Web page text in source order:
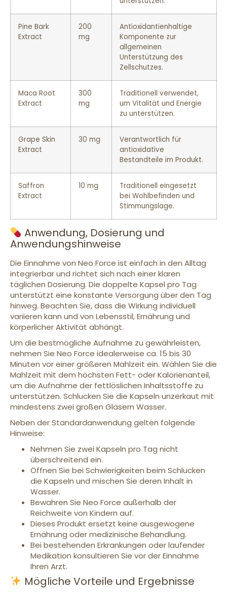
Pine Bark
Extract
200
mg
Antioxidantienhaltige
Komponente zur
allgemeinen
Unterstützung des
Zellschutzes.
Maca Root
Extract
300
mg
Traditionell verwendet,
um Vitalität und Energie
zu unterstützen.
Grape Skin
Extract
30 mg
Verantwortlich für
antioxidative
Bestandteile im Produkt.
Saffron
Extract
10 mg
Traditionell eingesetzt
bei Wohlbefinden und
Stimmungslage.
Anwendung, Dosierung und
Anwendungshinweise
Die Einnahme von Neo Force ist einfach in den Alltag
integrierbar und richtet sich nach einer klaren
täglichen Dosierung. Die doppelte Kapsel pro Tag
unterstützt eine konstante Versorgung über den Tag
hinweg. Beachten Sie, dass die Wirkung individuell
variieren kann und von Lebensstil, Ernährung und
körperlicher Aktivität abhängt.
Um die bestmögliche Aufnahme zu gewährleisten,
nehmen Sie Neo Force idealerweise ca. 15 bis 30
Minuten vor einer größeren Mahlzeit ein. Wählen Sie die
Mahlzeit mit dem höchsten Fett- oder Kalorienanteil,
um die Aufnahme der fettlöslichen Inhaltsstoffe zu
unterstützen. Schlucken Sie die Kapseln unzerkaut mit
mindestens zwei großen Gläsern Wasser.
Neben der Standardanwendung gelten folgende
Hinweise:
Nehmen Sie zwei Kapseln pro Tag nicht
überschreitend ein.
Öffnen Sie bei Schwierigkeiten beim Schlucken
die Kapseln und mischen Sie deren Inhalt in
Wasser.
Bewahren Sie Neo Force außerhalb der
Reichweite von Kindern auf.
Dieses Produkt ersetzt keine ausgewogene
Ernährung oder medizinische Behandlung.
Bei bestehenden Erkrankungen oder laufender
Medikation konsultieren Sie vor der Einnahme
Ihren Arzt.
Mögliche Vorteile und Ergebnisse